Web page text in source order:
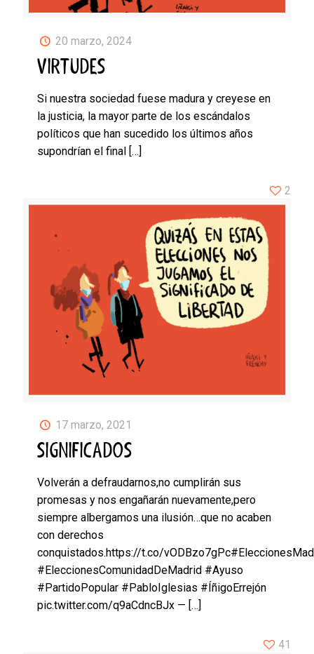
20 marzo, 2024
VIRTUDES
Si nuestra sociedad fuese madura y creyese en
la justicia, la mayor parte de los escándalos
políticos que han sucedido los últimos años
supondrían el final
[…]
17 marzo, 2021
SIGNIFICADOS
Volverán a defraudarnos,no cumplirán sus
promesas y nos engañarán nuevamente,pero
siempre albergamos una ilusión…que no acaben
con derechos
conquistados.https://t.co/
#EleccionesComunidadDeMadrid #Ayuso
#PartidoPopular #PabloIglesias #ÍñigoErrejón
pic.twitter.com/q9aCdncBJx — […]
2
41